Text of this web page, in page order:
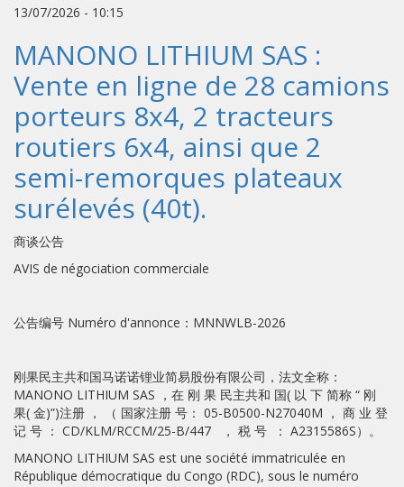
13/07/2026 - 10:15
MANONO LITHIUM SAS :
Vente en ligne de 28 camions
porteurs 8x4, 2 tracteurs
routiers 6x4, ainsi que 2
semi-remorques plateaux
surélevés (40t).
商谈公告
AVIS de négociation commerciale
公告编号 Numéro d'annonce：MNNWLB-2026
刚果民主共和国马诺诺锂业简易股份有限公司，法文全称：
MANONO LITHIUM SAS ，在 刚 果 民主共和 国( 以 下 简称 “ 刚
果( 金)”)注册 ， （ 国家注册 号： 05-B0500-N27040M ， 商 业 登
记 号 ： CD/KLM/RCCM/25-B/447 ， 税 号 ： A2315586S）。
MANONO LITHIUM SAS est une société immatriculée en
République démocratique du Congo (RDC), sous le numéro